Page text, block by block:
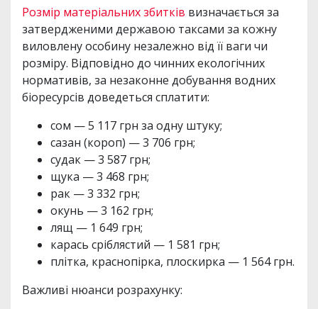
Розмір матеріальних збитків визначається за
затвердженими державою таксами за кожну
виловлену особину незалежно від її ваги чи
розміру. Відповідно до чинних екологічних
нормативів, за незаконне добування водних
біоресурсів доведеться сплатити:
сом — 5 117 грн за одну штуку;
сазан (короп) — 3 706 грн;
судак — 3 587 грн;
щука — 3 468 грн;
рак — 3 332 грн;
окунь — 3 162 грн;
лящ — 1 649 грн;
карась сріблястий — 1 581 грн;
плітка, краснопірка, плоскирка — 1 564 грн.
Важливі нюанси розрахунку: